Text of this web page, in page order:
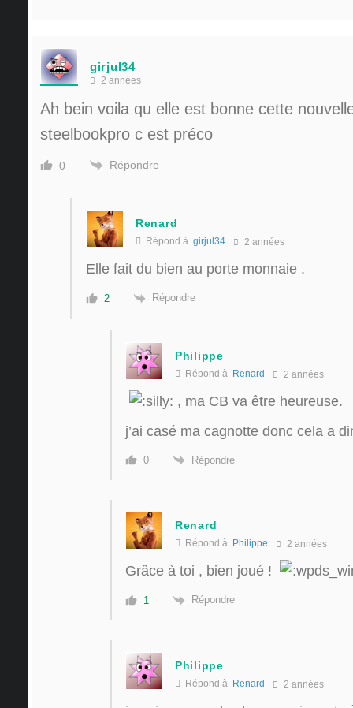
girjul34
2 années
Ah bein voila qu elle est bonne cette
steelbookpro c est préco
0 Répondre
Renard
Répond à girjul34 2 années
Elle fait du bien au porte monnaie .
2 Répondre
Philippe
Répond à Renard 2 années
, ma CB va être heureuse.
j’ai casé ma cagnotte donc cela a
0 Répondre
Renard
Répond à Philippe 2 années
Grâce à toi , bien joué !
1 Répondre
Philippe
Répond à Renard 2 années